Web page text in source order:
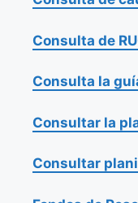
Consulta de
Consulta la
Consultar la
Consultar